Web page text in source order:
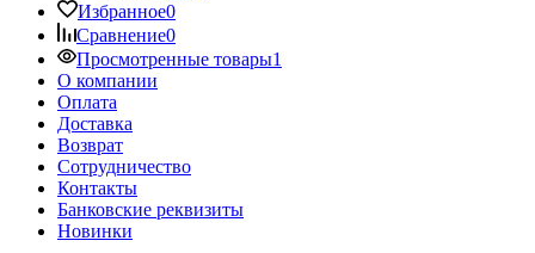
Избранное0
Сравнение0
Просмотренные товары1
О компании
Оплата
Доставка
Возврат
Сотрудничество
Контакты
Банковские реквизиты
Новинки